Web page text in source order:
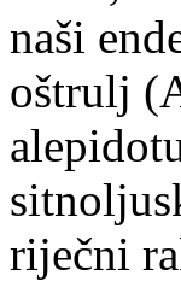
naši
oštrulj
riječni